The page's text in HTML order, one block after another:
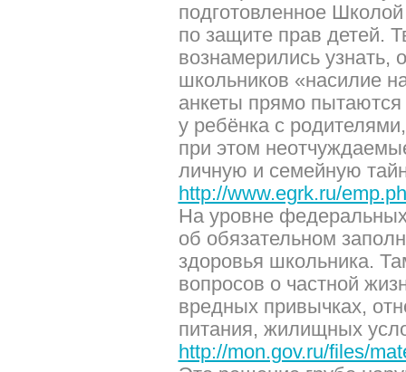
подготовленное
по защите прав детей.
вознамерились узнать,
школьников «насилие
анкеты прямо
у ребёнка с
при этом
личную и семейную
http://www.egrk.ru/
На уровне
об обязательном
здоровья школьника.
вопросов о частной
вредных привычках,
питания, жилищных
http://mon.gov.ru/files/